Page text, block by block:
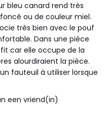
bleu canard rend très
ou de couleur miel.
très bien avec le pouf
Dans une pièce
car elle occupe de la
alourdiraient la pièce.
fauteuil à utiliser lorsque
een vriend(in)